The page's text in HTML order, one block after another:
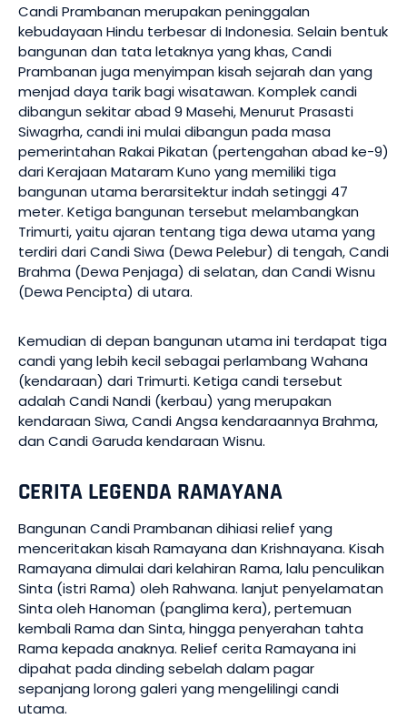
Candi Prambanan merupakan peninggalan
kebudayaan Hindu terbesar di Indonesia. Selain bentuk
bangunan dan tata letaknya yang khas, Candi
Prambanan juga menyimpan kisah sejarah dan yang
menjad daya tarik bagi wisatawan. Komplek candi
dibangun sekitar abad 9 Masehi, Menurut Prasasti
Siwagrha, candi ini mulai dibangun pada masa
pemerintahan Rakai Pikatan (pertengahan abad ke-9)
dari Kerajaan Mataram Kuno yang memiliki tiga
bangunan utama berarsitektur indah setinggi 47
meter. Ketiga bangunan tersebut melambangkan
Trimurti, yaitu ajaran tentang tiga dewa utama yang
terdiri dari Candi Siwa (Dewa Pelebur) di tengah, Candi
Brahma (Dewa Penjaga) di selatan, dan Candi Wisnu
(Dewa Pencipta) di utara.
Kemudian di depan bangunan utama ini terdapat tiga
candi yang lebih kecil sebagai perlambang Wahana
(kendaraan) dari Trimurti. Ketiga candi tersebut
adalah Candi Nandi (kerbau) yang merupakan
kendaraan Siwa, Candi Angsa kendaraannya Brahma,
dan Candi Garuda kendaraan Wisnu.
CERITA LEGENDA RAMAYANA
Bangunan Candi Prambanan dihiasi relief yang
menceritakan kisah Ramayana dan Krishnayana. Kisah
Ramayana dimulai dari kelahiran Rama, lalu penculikan
Sinta (istri Rama) oleh Rahwana. lanjut penyelamatan
Sinta oleh Hanoman (panglima kera), pertemuan
kembali Rama dan Sinta, hingga penyerahan tahta
Rama kepada anaknya. Relief cerita Ramayana ini
dipahat pada dinding sebelah dalam pagar
sepanjang lorong galeri yang mengelilingi candi
utama.